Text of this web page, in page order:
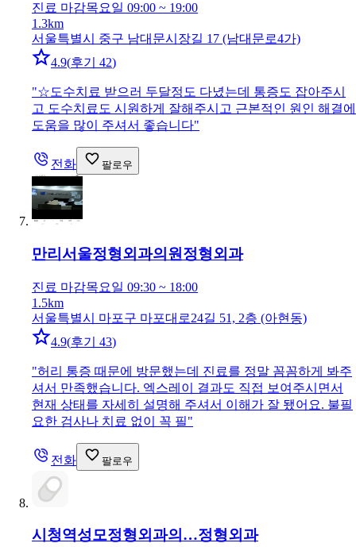
진료 마감목요일 09:00 ~ 19:00
1.3km
서울특별시 중구 남대문시장길 17 (남대문로4가)
4.9(후기 42)
"☆도수치료 받으러 두달정도 다녔는데 통증도 잡아주시
고 도수치료도 시원하게 잘해주시고 근본적인 원인 해결에
도움을 많이 주셔서 좋습니다"
전화 팔로우
만리서울정형외과의원 정형외과
진료 마감목요일 09:30 ~ 18:00
1.5km
서울특별시 마포구 마포대로24길 51, 2층 (아현동)
4.9(후기 43)
"허리 통증 때문에 방문했는데 진료를 정말 꼼꼼하게 봐주
셔서 만족했습니다. 엑스레이 결과도 직접 보여주시면서
현재 상태를 자세히 설명해 주셔서 이해가 잘 됐어요. 불필
요한 검사나 치료 없이 꼭 필"
전화 팔로우
시청역성모정형외과의…정형외과